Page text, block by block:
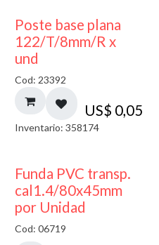
Poste base plana
122/T/8mm/R x
und
Cod: 23392
US$ 0,05
Inventario: 358174
Funda PVC transp.
cal1.4/80x45mm
por Unidad
Cod: 06719